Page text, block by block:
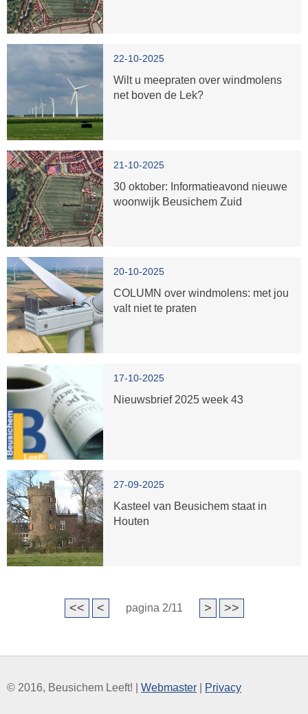
22-10-2025
Wilt u meepraten over windmolens
net boven de Lek?
21-10-2025
30 oktober: Informatieavond nieuwe
woonwijk Beusichem Zuid
20-10-2025
COLUMN over windmolens: met jou
valt niet te praten
17-10-2025
Nieuwsbrief 2025 week 43
27-09-2025
Kasteel van Beusichem staat in
Houten
<< < pagina 2/11 > >>
© 2016, Beusichem Leeft! | Webmaster Privacy